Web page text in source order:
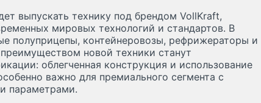
выпускать технику под брендом VollKraft,
мировых технологий и стандартов. В
полуприцепы, контейнеровозы, рефрижераторы и
новой техники станут
облегченная конструкция и использование
важно для премиального сегмента с
параметрами.